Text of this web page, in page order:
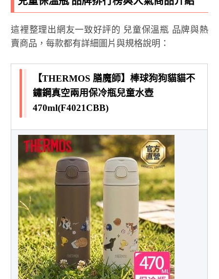
這裡整理出網友一致好評的 兒童保溫瓶 品牌與熱
賣商品，每款都有詳細圖片與規格說明：
【THERMOS 膳魔師】棒球狗狗貓貓不
鏽鋼真空兩用保冷瓶兒童水壺
470ml(F4021CBB)